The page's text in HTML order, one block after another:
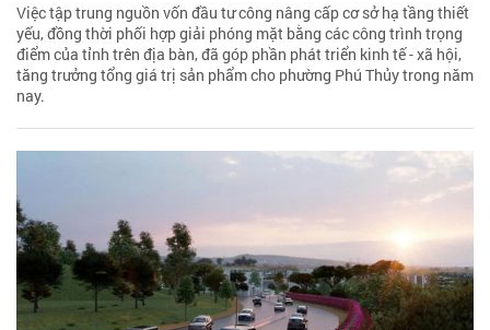
Việc tập trung nguồn vốn đầu tư công nâng cấp cơ sở hạ tầng thiết
yếu, đồng thời phối hợp giải phóng mặt bằng các công trình trọng
điểm của tỉnh trên địa bàn, đã góp phần phát triển kinh tế - xã hội,
tăng trưởng tổng giá trị sản phẩm cho phường Phú Thủy trong năm
nay.